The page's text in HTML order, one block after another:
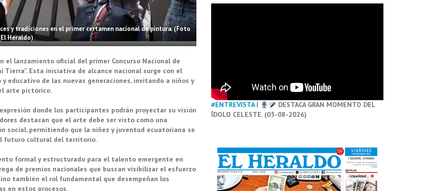
y tradiciones en el primer certamen nacional de pintura. (Foto
El Heraldo)
lanzamiento oficial del primer Concurso Nacional de
Tierra”. Esta iniciativa de alcance nacional surge con el
de las nuevas generaciones, invitando a niños y
arte pictórico.
donde los participantes podrán proyectar su visión
destacan que el arte debe ser visto como una
social, permitiendo que la niñez y juventud ecuatoriana se
futuro cultural del territorio.
formal y estructurado para el talento emergente en
de premios nacionales que buscan visibilizar el esfuerzo
también el rol fundamental que desempeñan los
en estos procesos.
#ENTREVISTA|
DESTACA GRAN MOMENTO DEL
ÍDOLO CELESTE. (05-08-2026)